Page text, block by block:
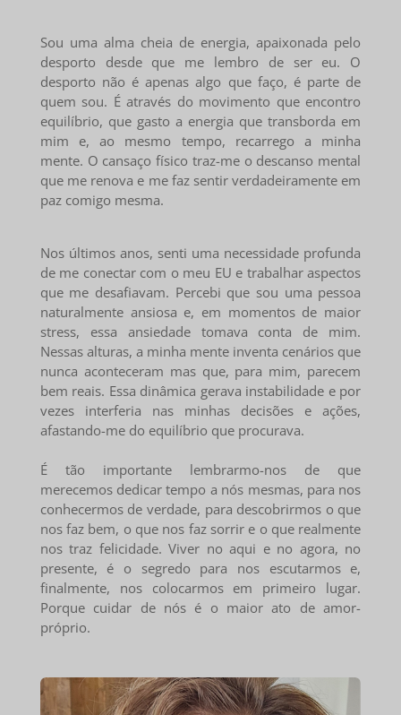
Sou uma alma cheia de energia, apaixonada pelo
desporto desde que me lembro de ser eu. O
desporto não é apenas algo que faço, é parte de
quem sou. É através do movimento que encontro
equilíbrio, que gasto a energia que transborda em
mim e, ao mesmo tempo, recarrego a minha
mente. O cansaço físico traz-me o descanso mental
que me renova e me faz sentir verdadeiramente em
paz comigo mesma.
Nos últimos anos, senti uma necessidade profunda
de me conectar com o meu EU e trabalhar aspectos
que me desafiavam. Percebi que sou uma pessoa
naturalmente ansiosa e, em momentos de maior
stress, essa ansiedade tomava conta de mim.
Nessas alturas, a minha mente inventa cenários que
nunca aconteceram mas que, para mim, parecem
bem reais. Essa dinâmica gerava instabilidade e por
vezes interferia nas minhas decisões e ações,
afastando-me do equilíbrio que procurava.
É tão importante lembrarmo-nos de que
merecemos dedicar tempo a nós mesmas, para nos
conhecermos de verdade, para descobrirmos o que
nos faz bem, o que nos faz sorrir e o que realmente
nos traz felicidade. Viver no aqui e no agora, no
presente, é o segredo para nos escutarmos e,
finalmente, nos colocarmos em primeiro lugar.
Porque cuidar de nós é o maior ato de amor-
próprio.